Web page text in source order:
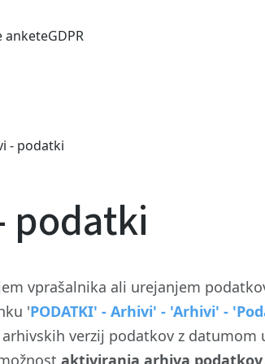
anketeGDPR
- podatki
podatki
vprašalnika ali urejanjem
'PODATKI' - Arhivi' - 'Arhivi' -
verzij podatkov z
aktiviranja arhiva podatkov